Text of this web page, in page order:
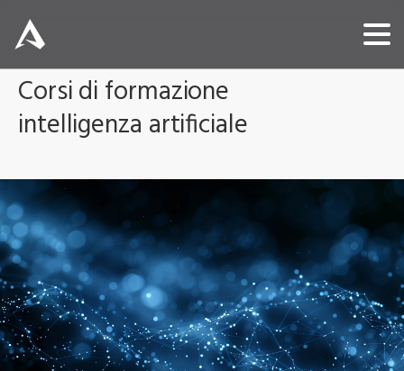
Corsidiformazione
intelligenza artificiale